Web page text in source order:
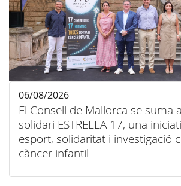
El Consell de Mallorca se suma
solidari ESTRELLA 17, una
esport, solidaritat i investigació
càncer infantil
06/08/2026